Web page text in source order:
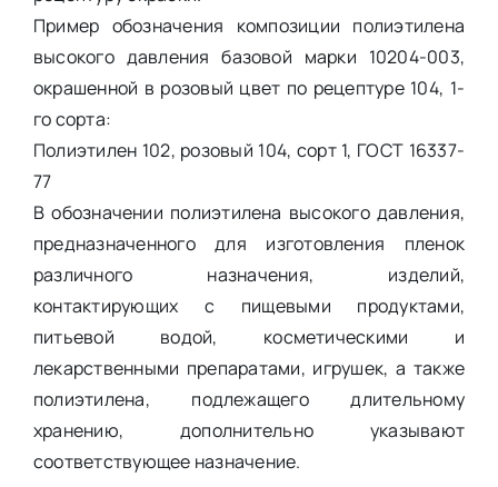
Пример обозначения композиции полиэтилена
высокого давления базовой марки 10204-003,
окрашенной в розовый цвет по рецептуре 104, 1-
го сорта:
Полиэтилен 102, розовый 104, сорт 1, ГОСТ 16337-
77
В обозначении полиэтилена высокого давления,
предназначенного для изготовления пленок
различного назначения, изделий,
контактирующих с пищевыми продуктами,
питьевой водой, косметическими и
лекарственными препаратами, игрушек, а также
полиэтилена, подлежащего длительному
хранению, дополнительно указывают
соответствующее назначение.